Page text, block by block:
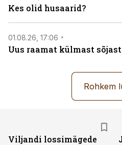
Kes olid husaarid?
01.08.26, 17:06
Uus raamat külmast sõjast
Rohkem
Viljandi lossimägede